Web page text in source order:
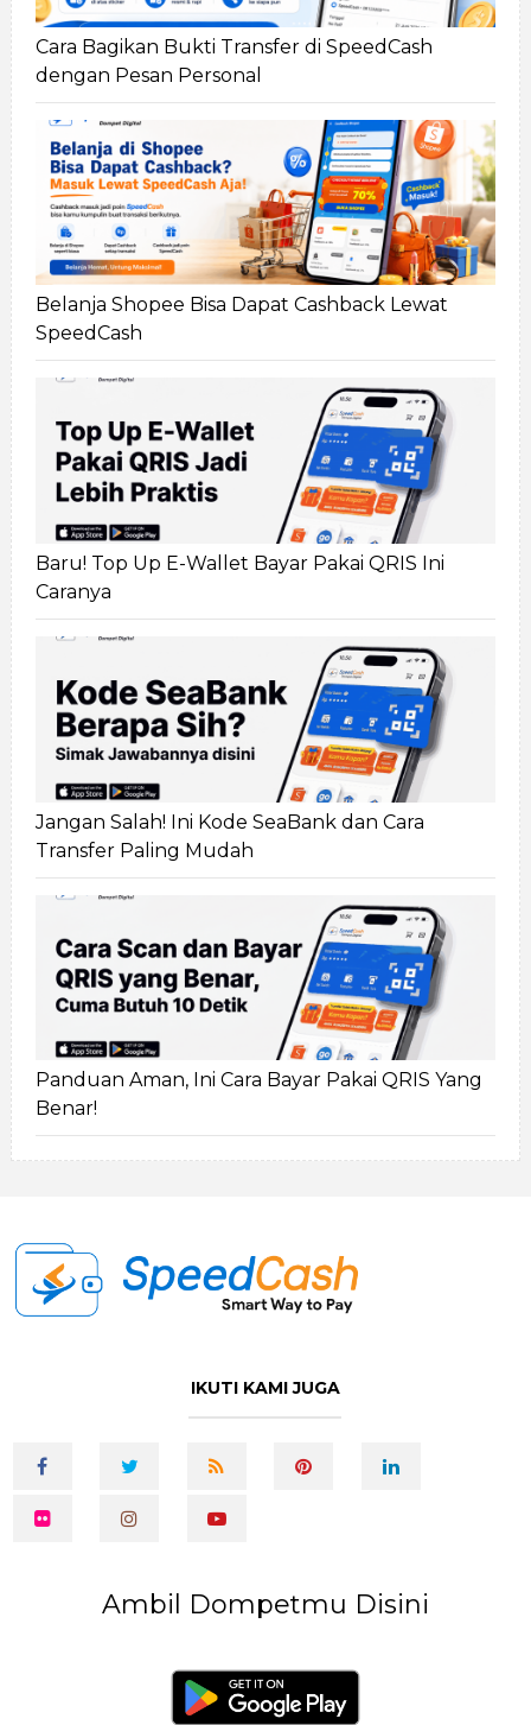
Cara Bagikan Bukti Transfer di SpeedCash
dengan Pesan Personal
Belanja Shopee Bisa Dapat Cashback Lewat
SpeedCash
Baru! Top Up E-Wallet Bayar Pakai QRIS Ini
Caranya
Jangan Salah! Ini Kode SeaBank dan Cara
Transfer Paling Mudah
Panduan Aman, Ini Cara Bayar Pakai QRIS Yang
Benar!
IKUTI KAMI JUGA
Ambil Dompetmu Disini